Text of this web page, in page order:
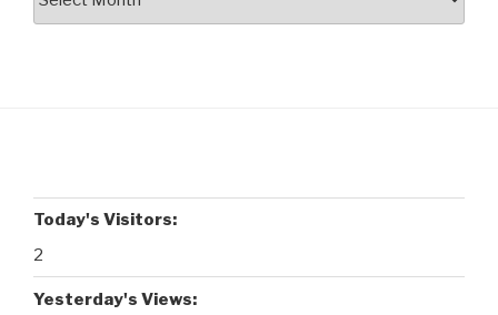
Today's Visitors:
2
Yesterday's Views: